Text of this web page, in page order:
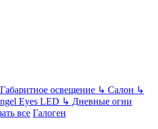
Габаритное освещение ↳ Салон ↳
Eyes LED ↳ Дневные огни
все Галоген